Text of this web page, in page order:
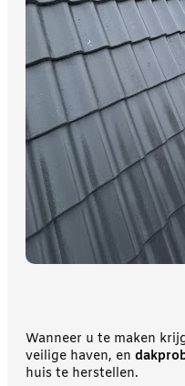
Wanneer u te maken
veilige haven, en
huis te herstellen.